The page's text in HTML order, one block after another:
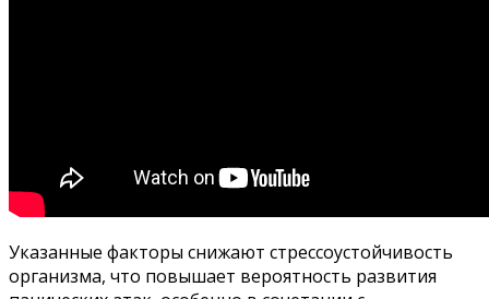
Указанные факторы снижают стрессоустойчивость
организма, что повышает вероятность развития